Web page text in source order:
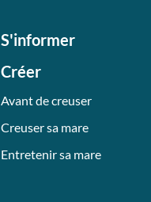
S'informer
Créer
Avant de creuser
Creuser sa mare
Entretenir sa mare